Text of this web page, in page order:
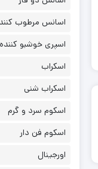
اسانس مرطوب
اسپری خوشبو
اسکراب
اسکراب شنی
اسکوم سرد و گرم
اسکوم فن دار
اورجینال